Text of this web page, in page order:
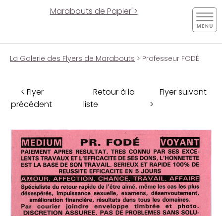
Marabouts de Papier">
La Galerie des Flyers de Marabouts > Professeur FODÉ
< Flyer
précédent
Retour à la
liste
Flyer suivant
>